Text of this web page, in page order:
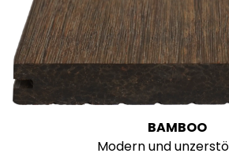
BAMBOO
Modern und